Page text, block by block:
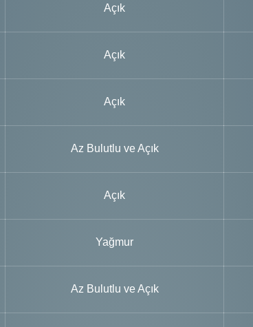
Açık
Açık
Açık
Az Bulutlu ve Açık
Açık
Yağmur
Az Bulutlu ve Açık